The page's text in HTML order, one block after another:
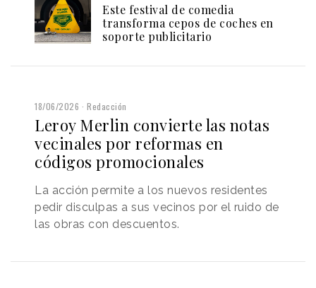
Este festival de comedia
transforma cepos de coches en
soporte publicitario
18/06/2026 Redacción
Leroy Merlin convierte las notas
vecinales por reformas en
códigos promocionales
La acción permite a los nuevos residentes
pedir disculpas a sus vecinos por el ruido de
las obras con descuentos.